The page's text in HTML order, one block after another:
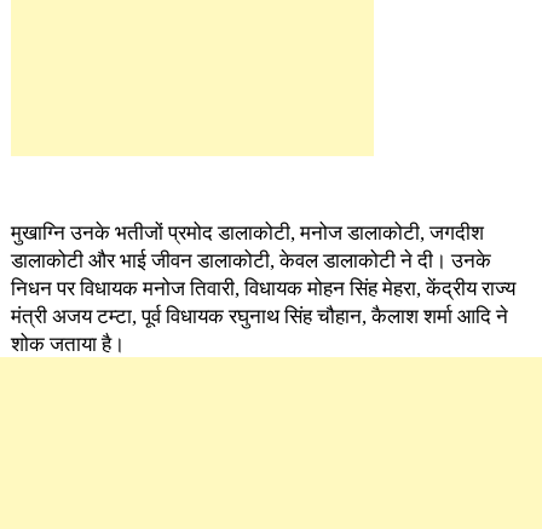
मुखाग्नि उनके भतीजों प्रमोद डालाकोटी, मनोज डालाकोटी, जगदीश
डालाकोटी और भाई जीवन डालाकोटी, केवल डालाकोटी ने दी। उनके
निधन पर विधायक मनोज तिवारी, विधायक मोहन सिंह मेहरा, केंद्रीय राज्य
मंत्री अजय टम्टा, पूर्व विधायक रघुनाथ सिंह चौहान, कैलाश शर्मा आदि ने
शोक जताया है।